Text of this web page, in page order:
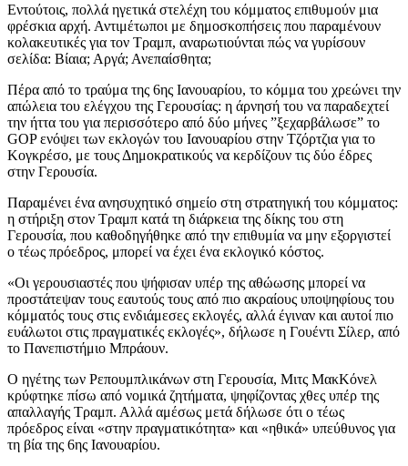
Εντούτοις, πολλά ηγετικά στελέχη του κόμματος επιθυμούν μια
φρέσκια αρχή. Αντιμέτωποι με δημοσκοπήσεις που παραμένουν
κολακευτικές για τον Τραμπ, αναρωτιούνται πώς να γυρίσουν
σελίδα: Βίαια; Αργά; Ανεπαίσθητα;
Πέρα από το τραύμα της 6ης Ιανουαρίου, το κόμμα του χρεώνει την
απώλεια του ελέγχου της Γερουσίας: η άρνησή του να παραδεχτεί
την ήττα του για περισσότερο από δύο μήνες ”ξεχαρβάλωσε” το
GOP ενόψει των εκλογών του Ιανουαρίου στην Τζόρτζια για το
Κογκρέσο, με τους Δημοκρατικούς να κερδίζουν τις δύο έδρες
στην Γερουσία.
Παραμένει ένα ανησυχητικό σημείο στη στρατηγική του κόμματος:
η στήριξη στον Τραμπ κατά τη διάρκεια της δίκης του στη
Γερουσία, που καθοδηγήθηκε από την επιθυμία να μην εξοργιστεί
ο τέως πρόεδρος, μπορεί να έχει ένα εκλογικό κόστος.
«Οι γερουσιαστές που ψήφισαν υπέρ της αθώωσης μπορεί να
προστάτεψαν τους εαυτούς τους από πιο ακραίους υποψηφίους του
κόμματός τους στις ενδιάμεσες εκλογές, αλλά έγιναν και αυτοί πιο
ευάλωτοι στις πραγματικές εκλογές», δήλωσε η Γουέντι Σίλερ, από
το Πανεπιστήμιο Μπράουν.
Ο ηγέτης των Ρεπουμπλικάνων στη Γερουσία, Μιτς ΜακΚόνελ
κρύφτηκε πίσω από νομικά ζητήματα, ψηφίζοντας χθες υπέρ της
απαλλαγής Τραμπ. Αλλά αμέσως μετά δήλωσε ότι ο τέως
πρόεδρος είναι «στην πραγματικότητα» και «ηθικά» υπεύθυνος για
τη βία της 6ης Ιανουαρίου.